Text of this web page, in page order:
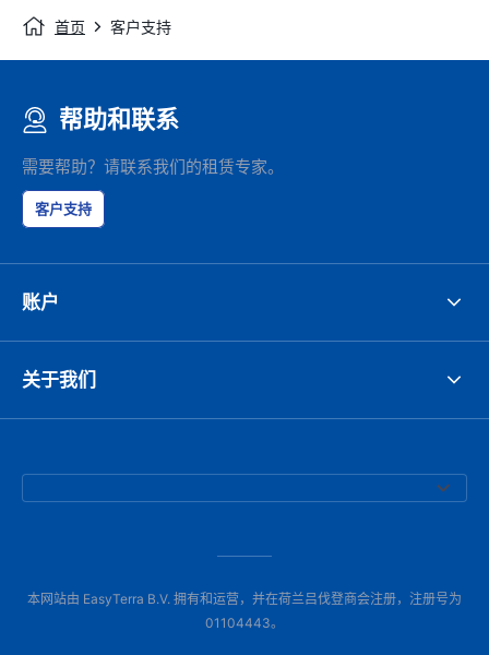
首页 客户支持
帮助和联系
需要帮助？请联系我们的租赁专家。
客户支持
账户
关于我们
本网站由 EasyTerra B.V. 拥有和运营，并在荷兰吕伐登商会注册，注册号为
01104443。